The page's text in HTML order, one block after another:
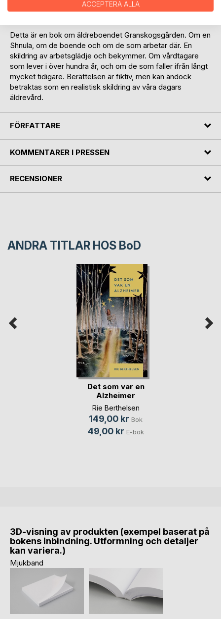
Astris Grannfru tagit sig an den lilla varelsen, så hade den
här historien sannolikt inte kommit till.
Detta är en bok om äldreboendet Granskogsgården. Om en
Shnula, om de boende och om de som arbetar där. En
skildring av arbetsglädje och bekymmer. Om vårdtagare
som lever i över hundra år, och om de som faller ifrån långt
mycket tidigare. Berättelsen är fiktiv, men kan ändock
betraktas som en realistisk skildring av våra dagars
äldrevård.
FÖRFATTARE
KOMMENTARER I PRESSEN
RECENSIONER
ANDRA TITLAR HOS BoD
Det som var en
Alzheimer
Rie Berthelsen
149,00 kr Bok
49,00 kr E-bok
3D-visning av produkten (exempel baserat på
bokens inbindning. Utformning och detaljer
kan variera.)
Mjukband
ACCEPTERA ALLA